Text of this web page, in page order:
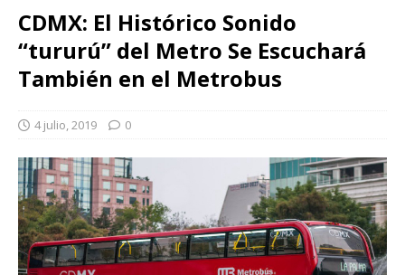
CDMX: El Histórico Sonido
“tururú” del Metro Se Escuchará
También en el Metrobus
4 julio, 2019 0